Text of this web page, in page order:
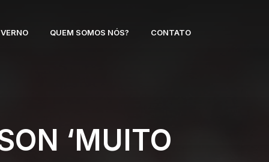
QUEM SOMOS NÓS? CONTATO
‘MUITO